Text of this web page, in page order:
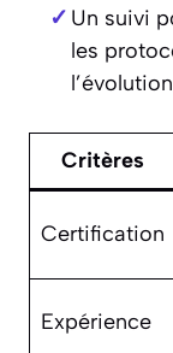
Un suivi
les
Critères
Certification
Expérience